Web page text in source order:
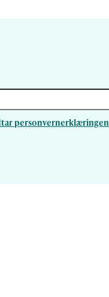
personvernerklæringen